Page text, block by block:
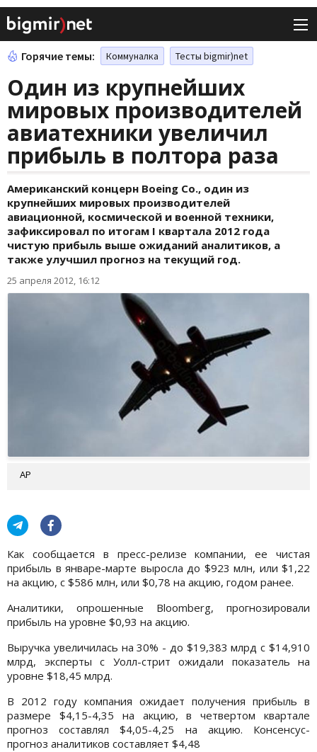
Горячие темы: Коммуналка Тесты bigmir)net
Один из крупнейших
мировых производителей
авиатехники увеличил
прибыль в полтора раза
Американский концерн Boeing Co., один из
крупнейших мировых производителей
авиационной, космической и военной техники,
зафиксировал по итогам I квартала 2012 года
чистую прибыль выше ожиданий аналитиков, а
также улучшил прогноз на текущий год.
25 апреля 2012, 16:12
АР
Как сообщается в пресс-релизе компании, ее чистая
прибыль в январе-марте выросла до $923 млн, или $1,22
на акцию, с $586 млн, или $0,78 на акцию, годом ранее.
Аналитики, опрошенные Bloomberg, прогнозировали
прибыль на уровне $0,93 на акцию.
Выручка увеличилась на 30% - до $19,383 млрд с $14,910
млрд, эксперты с Уолл-стрит ожидали показатель на
уровне $18,45 млрд.
В 2012 году компания ожидает получения прибыль в
размере $4,15-4,35 на акцию, в четвертом квартале
прогноз составлял $4,05-4,25 на акцию. Консенсус-
прогноз аналитиков составляет $4,48